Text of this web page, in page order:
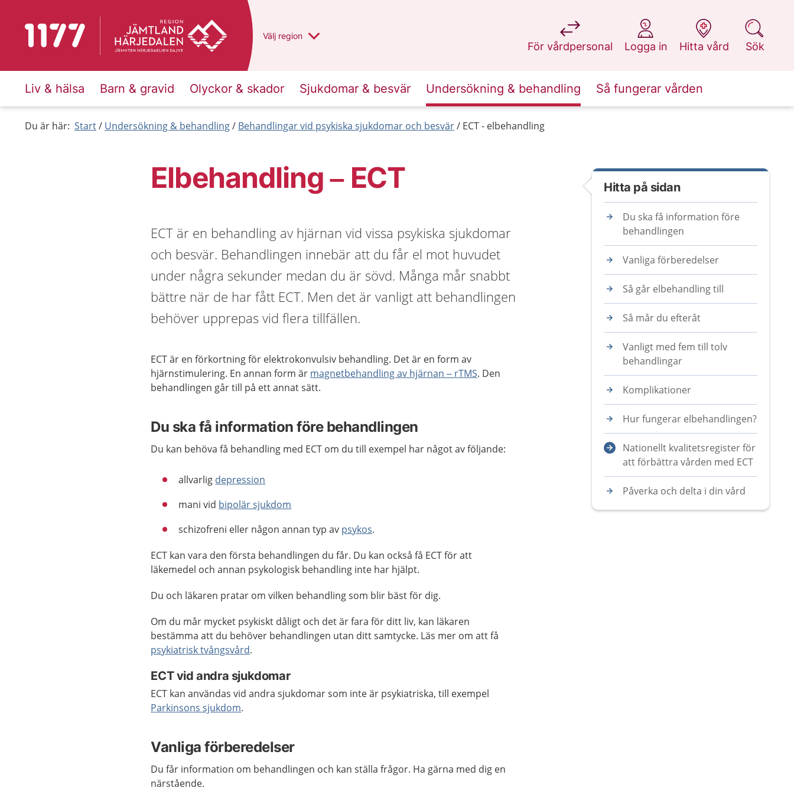
Till startsidan för 1177 Du har valt region
Välj en annan
region
För vårdpersonal
på 1177.se
Logga in
på 1177.se
Hitta vård
på 1177.se
Sök
på 1177.se
Liv & hälsa Barn & gravid Olyckor & skador Sjukdomar & besvär Undersökning & behandling Så fungerar vården
Du är här: Start Undersökning & behandling Behandlingar vid psykiska sjukdomar och besvär ECT - elbehandling
Elbehandling – ECT
ECT är en behandling av hjärnan vid vissa psykiska sjukdomar
och besvär. Behandlingen innebär att du får el mot huvudet
under några sekunder medan du är sövd. Många mår snabbt
bättre när de har fått ECT. Men det är vanligt att behandlingen
behöver upprepas vid flera tillfällen.
ECT är en förkortning för elektrokonvulsiv behandling. Det är en form av
hjärnstimulering. En annan form är magnetbehandling av hjärnan – rTMS. Den
behandlingen går till på ett annat sätt.
Du ska få information före behandlingen
Du kan behöva få behandling med ECT om du till exempel har något av följande:
allvarlig depression
mani vid bipolär sjukdom
schizofreni eller någon annan typ av psykos.
ECT kan vara den första behandlingen du får. Du kan också få ECT för att
läkemedel och annan psykologisk behandling inte har hjälpt.
Du och läkaren pratar om vilken behandling som blir bäst för dig.
Om du mår mycket psykiskt dåligt och det är fara för ditt liv, kan läkaren
bestämma att du behöver behandlingen utan ditt samtycke. Läs mer om att få
psykiatrisk tvångsvård.
ECT vid andra sjukdomar
ECT kan användas vid andra sjukdomar som inte är psykiatriska, till exempel
Parkinsons sjukdom.
Vanliga förberedelser
Du får information om behandlingen och kan ställa frågor. Ha gärna med dig en
närstående.
Hitta på sidan
Du ska få information före
behandlingen
Vanliga förberedelser
Så går elbehandling till
Så mår du efteråt
Vanligt med fem till tolv
behandlingar
Komplikationer
Hur fungerar elbehandlingen?
Nationellt kvalitetsregister för
att förbättra vården med ECT
Påverka och delta i din vård